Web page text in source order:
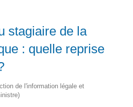
stagiaire de la
: quelle reprise
de l'information légale et